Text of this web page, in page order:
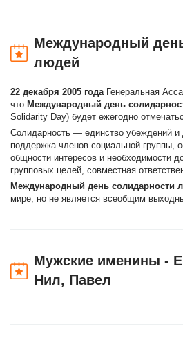
Международный
людей
22 декабря 2005 годаГенеральная
что Международный день
Solidarity Day) будет ежегодно
Солидарность — единство убеждений
поддержка членов социальной группы,
общности интересов и необходимости
групповых целей, совместная
Международный день солидарности
мире, но не является всеобщим
Мужские именины -
Нил, Павел